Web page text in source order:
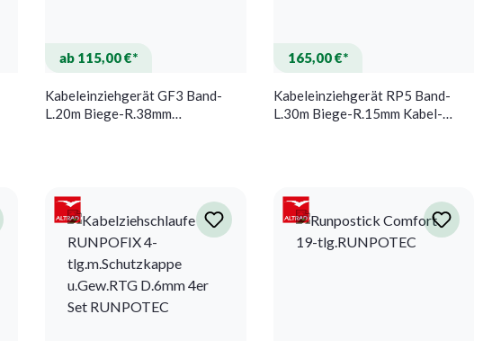
ab 115,00 €*
Kabeleinziehgerät GF3 Band-
L.20m Biege-R.38mm
165,00 €*
Kabeleinziehgerät RP5 Band-
L.30m Biege-R.15mm Kabel-